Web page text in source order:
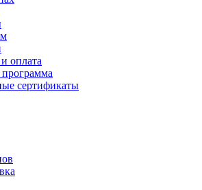
оплата
сертификаты